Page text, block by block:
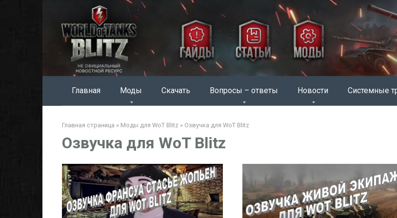
Главная Моды Скачать Вопросы – ответы Новости Системные
Главная страница » Моды для WoT Blitz » Озвучка для WoT Blitz
Озвучка для WoT Blitz